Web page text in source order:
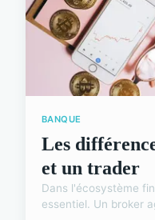
BANQUE
Les
et un trader
Dans l'écosystème
essentiel. Un broker